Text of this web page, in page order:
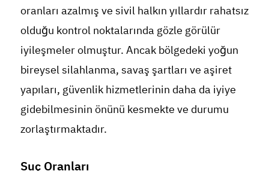
oranları azalmış ve sivil halkın yıllardır rahatsız
olduğu kontrol noktalarında gözle görülür
iyileşmeler olmuştur. Ancak bölgedeki yoğun
bireysel silahlanma, savaş şartları ve aşiret
yapıları, güvenlik hizmetlerinin daha da iyiye
gidebilmesinin önünü kesmekte ve durumu
zorlaştırmaktadır.
Suç Oranları